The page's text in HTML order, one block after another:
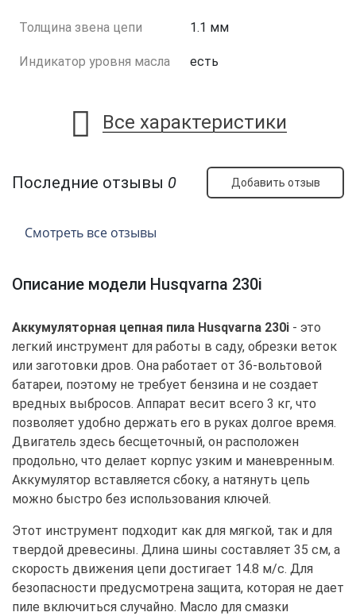
Толщина звена цепи 1.1 мм
Индикатор уровня масла есть
Все характеристики
Последние отзывы 0 Добавить отзыв
Смотреть все отзывы
Описание модели Husqvarna 230i
Аккумуляторная цепная пила Husqvarna 230i - это
легкий инструмент для работы в саду, обрезки веток
или заготовки дров. Она работает от 36-вольтовой
батареи, поэтому не требует бензина и не создает
вредных выбросов. Аппарат весит всего 3 кг, что
позволяет удобно держать его в руках долгое время.
Двигатель здесь бесщеточный, он расположен
продольно, что делает корпус узким и маневренным.
Аккумулятор вставляется сбоку, а натянуть цепь
можно быстро без использования ключей.
Этот инструмент подходит как для мягкой, так и для
твердой древесины. Длина шины составляет 35 см, а
скорость движения цепи достигает 14.8 м/с. Для
безопасности предусмотрена защита, которая не дает
пиле включиться случайно. Масло для смазки